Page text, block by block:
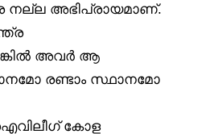
നല്ല അഭിപ്രായമാണ്.
അവർ ആ
രണ്ടാം സ്ഥാനമോ
കോള